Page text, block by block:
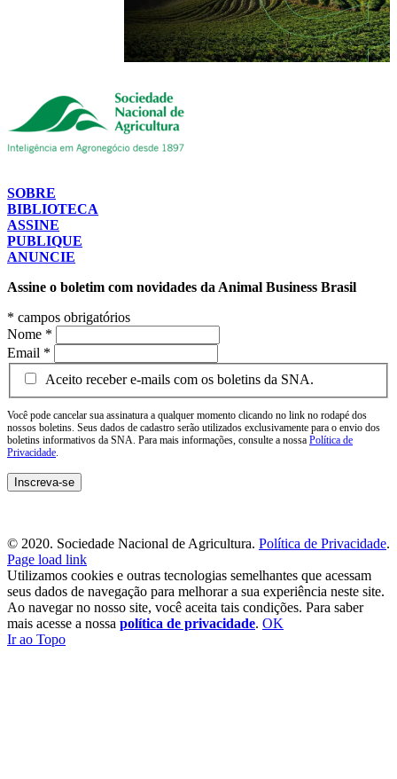
SOBRE
BIBLIOTECA
ASSINE
PUBLIQUE
ANUNCIE
Assine o boletim com novidades da Animal Business Brasil
* campos obrigatórios
Nome *
Email *
Aceito receber e-mails com os boletins da SNA.
Você pode cancelar sua assinatura a qualquer momento clicando no link no rodapé dos
nossos boletins. Seus dados de cadastro serão utilizados exclusivamente para o envio dos
boletins informativos da SNA. Para mais informações, consulte a nossa Política de
Privacidade.
© 2020. Sociedade Nacional de Agricultura. Política de Privacidade.
Page load link
Utilizamos cookies e outras tecnologias semelhantes que acessam
seus dados de navegação para melhorar a sua experiência neste site.
Ao navegar no nosso site, você aceita tais condições. Para saber
mais acesse a nossa política de privacidade. OK
Ir ao Topo